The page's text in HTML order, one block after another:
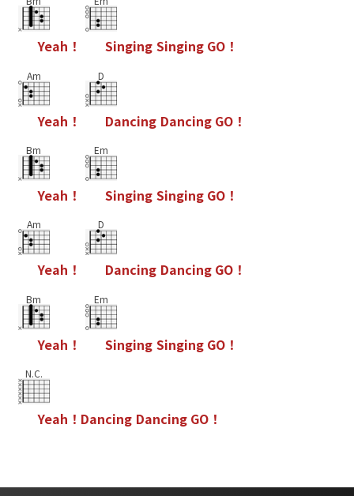
Yeah ！ Singing Singing GO ！
Am
Yeah ！
D
Dancing Dancing GO ！
Bm
Yeah ！
Em
Singing Singing GO ！
Am
Yeah ！
D
Dancing Dancing GO ！
Bm
Yeah ！
Em
Singing Singing GO ！
N.C.
Yeah ！ Dancing Dancing GO ！